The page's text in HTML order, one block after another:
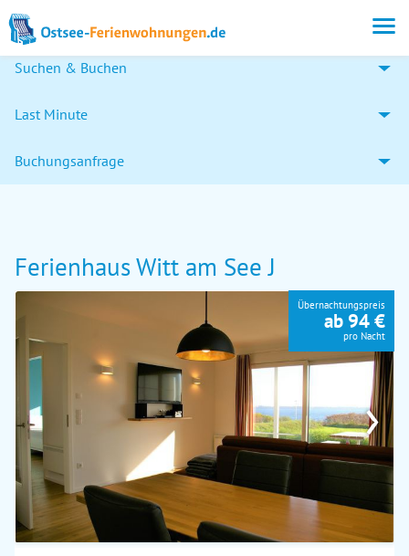
Suchen & Buchen
Last Minute
Buchungsanfrage
Ferienhaus Witt am See J
›
Übernachtungspreis
ab 94 €
pro Nacht